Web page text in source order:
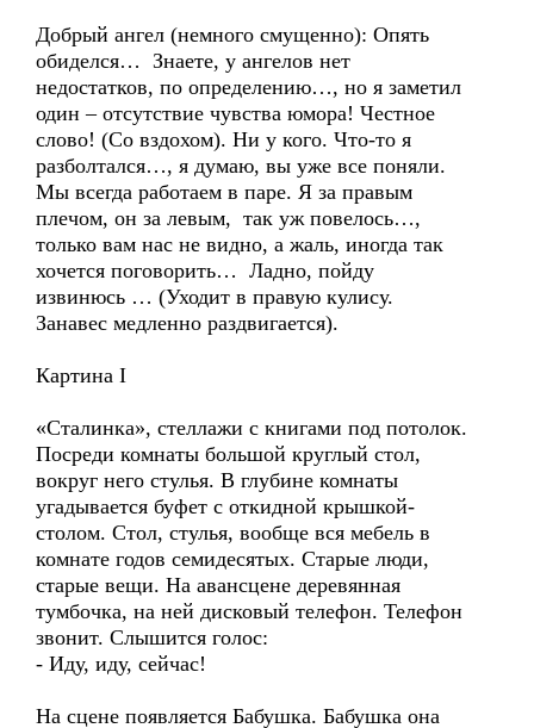
Добрый ангел (немного смущенно): Опять
обиделся… Знаете, у ангелов нет
недостатков, по определению…, но я заметил
один – отсутствие чувства юмора! Честное
слово! (Со вздохом). Ни у кого. Что-то я
разболтался…, я думаю, вы уже все поняли.
Мы всегда работаем в паре. Я за правым
плечом, он за левым, так уж повелось…,
только вам нас не видно, а жаль, иногда так
хочется поговорить… Ладно, пойду
извинюсь … (Уходит в правую кулису.
Занавес медленно раздвигается).
Картина I
«Сталинка», стеллажи с книгами под потолок.
Посреди комнаты большой круглый стол,
вокруг него стулья. В глубине комнаты
угадывается буфет с откидной крышкой-
столом. Стол, стулья, вообще вся мебель в
комнате годов семидесятых. Старые люди,
старые вещи. На авансцене деревянная
тумбочка, на ней дисковый телефон. Телефон
звонит. Слышится голос:
- Иду, иду, сейчас!
На сцене появляется Бабушка. Бабушка она